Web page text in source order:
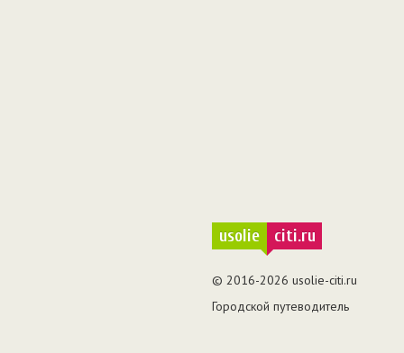
usolie citi.ru
© 2016-2026 usolie-citi.ru
Городской путеводитель